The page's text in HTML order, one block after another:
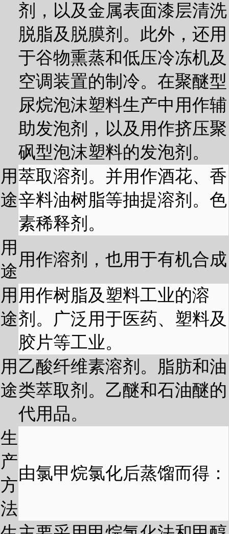
剂，以及金属表面漆层清洗
脱脂及脱膜剂。此外，还用
于谷物熏蒸和低压冷冻机及
空调装置的制冷。在聚醚型
尿烷泡沫塑料生产中用作辅
助发泡剂，以及用作挤压聚
砜型泡沫塑料的发泡剂。
用
途
萃取溶剂。并用作酒花、香
辛料油树脂等抽提溶剂。色
素稀释剂。
用
途
用作溶剂，也用于有机合成
用
途
用作树脂及塑料工业的溶
剂。广泛用于医药、塑料及
胶片等工业。
用
途
乙酸纤维素溶剂。脂肪和油
类萃取剂。乙醚和石油醚的
代用品。
生
产
方
法
由氯甲烷氯化后蒸馏而得：